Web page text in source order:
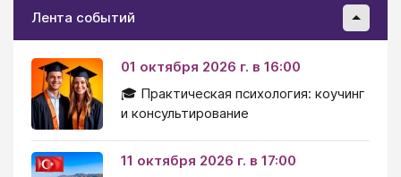
Лента событий
01 октября 2026 г. в 16:00
🎓 Практическая психология: коучинг
и консультирование
11 октября 2026 г. в 17:00